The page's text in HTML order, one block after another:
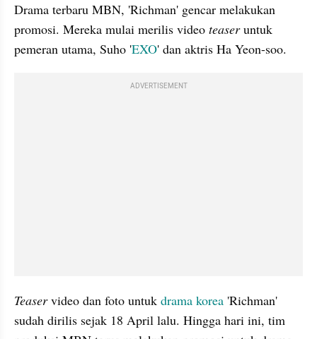
Drama terbaru MBN, 'Richman' gencar melakukan
promosi. Mereka mulai merilis video teaser untuk
pemeran utama, Suho 'EXO' dan aktris Ha Yeon-soo.
ADVERTISEMENT
Teaser video dan foto untuk drama korea 'Richman'
sudah dirilis sejak 18 April lalu. Hingga hari ini, tim